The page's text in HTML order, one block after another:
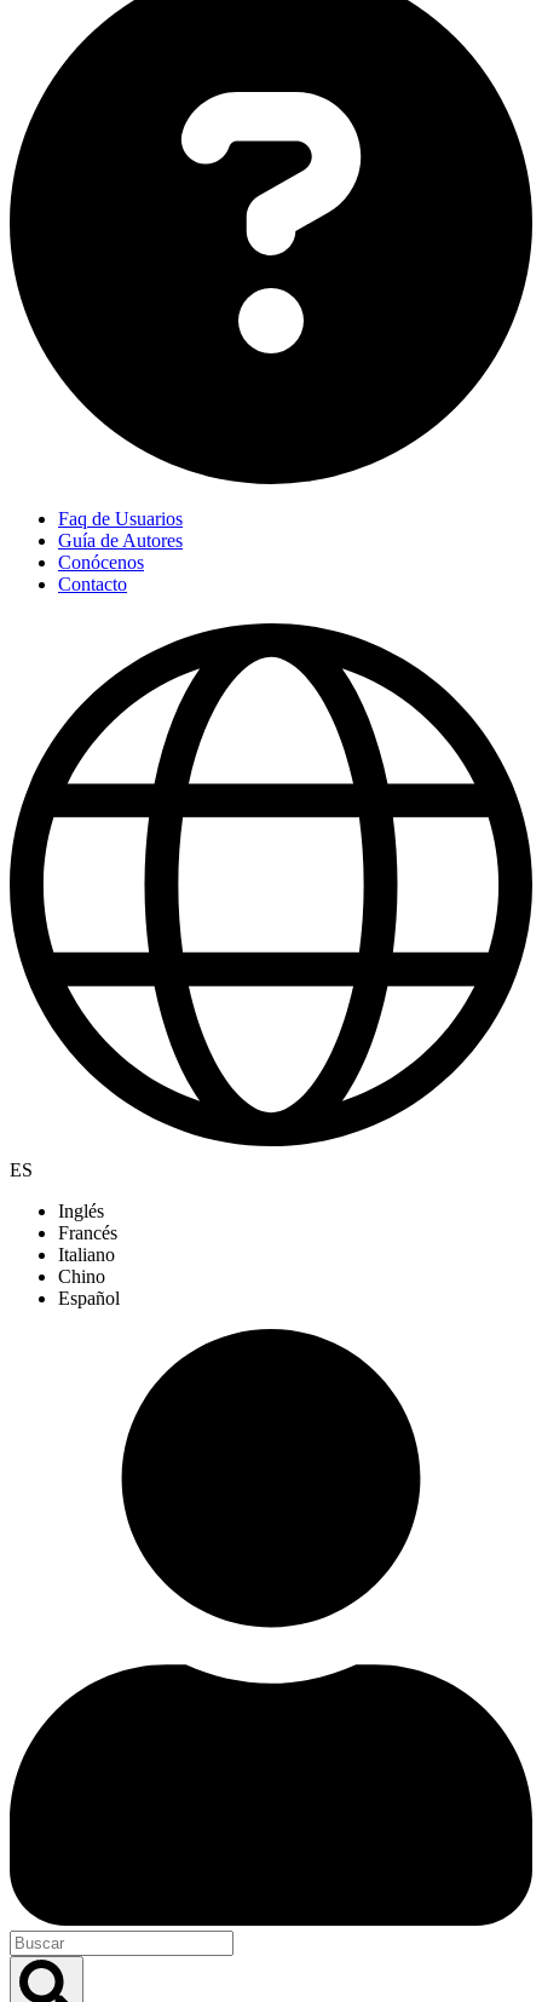
Faq de Usuarios
Guía de Autores
Conócenos
Contacto
ES
Inglés
Francés
Italiano
Chino
Español